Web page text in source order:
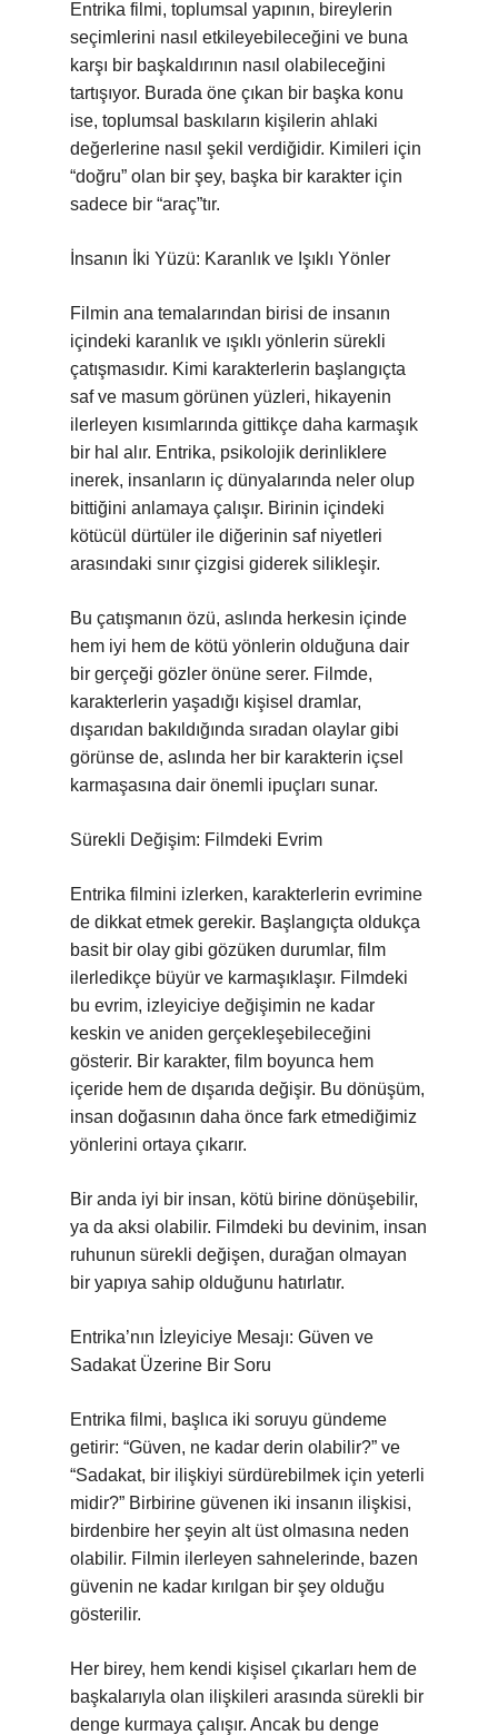
Entrika filmi, toplumsal yapının, bireylerin
seçimlerini nasıl etkileyebileceğini ve buna
karşı bir başkaldırının nasıl olabileceğini
tartışıyor. Burada öne çıkan bir başka konu
ise, toplumsal baskıların kişilerin ahlaki
değerlerine nasıl şekil verdiğidir. Kimileri için
“doğru” olan bir şey, başka bir karakter için
sadece bir “araç”tır.
İnsanın İki Yüzü: Karanlık ve Işıklı Yönler
Filmin ana temalarından birisi de insanın
içindeki karanlık ve ışıklı yönlerin sürekli
çatışmasıdır. Kimi karakterlerin başlangıçta
saf ve masum görünen yüzleri, hikayenin
ilerleyen kısımlarında gittikçe daha karmaşık
bir hal alır. Entrika, psikolojik derinliklere
inerek, insanların iç dünyalarında neler olup
bittiğini anlamaya çalışır. Birinin içindeki
kötücül dürtüler ile diğerinin saf niyetleri
arasındaki sınır çizgisi giderek silikleşir.
Bu çatışmanın özü, aslında herkesin içinde
hem iyi hem de kötü yönlerin olduğuna dair
bir gerçeği gözler önüne serer. Filmde,
karakterlerin yaşadığı kişisel dramlar,
dışarıdan bakıldığında sıradan olaylar gibi
görünse de, aslında her bir karakterin içsel
karmaşasına dair önemli ipuçları sunar.
Sürekli Değişim: Filmdeki Evrim
Entrika filmini izlerken, karakterlerin evrimine
de dikkat etmek gerekir. Başlangıçta oldukça
basit bir olay gibi gözüken durumlar, film
ilerledikçe büyür ve karmaşıklaşır. Filmdeki
bu evrim, izleyiciye değişimin ne kadar
keskin ve aniden gerçekleşebileceğini
gösterir. Bir karakter, film boyunca hem
içeride hem de dışarıda değişir. Bu dönüşüm,
insan doğasının daha önce fark etmediğimiz
yönlerini ortaya çıkarır.
Bir anda iyi bir insan, kötü birine dönüşebilir,
ya da aksi olabilir. Filmdeki bu devinim, insan
ruhunun sürekli değişen, durağan olmayan
bir yapıya sahip olduğunu hatırlatır.
Entrika’nın İzleyiciye Mesajı: Güven ve
Sadakat Üzerine Bir Soru
Entrika filmi, başlıca iki soruyu gündeme
getirir: “Güven, ne kadar derin olabilir?” ve
“Sadakat, bir ilişkiyi sürdürebilmek için yeterli
midir?” Birbirine güvenen iki insanın ilişkisi,
birdenbire her şeyin alt üst olmasına neden
olabilir. Filmin ilerleyen sahnelerinde, bazen
güvenin ne kadar kırılgan bir şey olduğu
gösterilir.
Her birey, hem kendi kişisel çıkarları hem de
başkalarıyla olan ilişkileri arasında sürekli bir
denge kurmaya çalışır. Ancak bu denge